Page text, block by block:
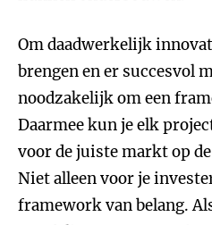
Om daadwerkelijk
brengen en er succesvol
noodzakelijk om een
Daarmee kun je elk
voor de juiste markt op
Niet alleen voor je
framework van belang.